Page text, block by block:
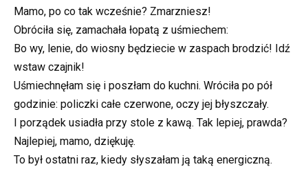
Mamo, po co tak wcześnie? Zmarzniesz!
Obróciła się, zamachała łopatą z uśmiechem:
Bo wy, lenie, do wiosny będziecie w zaspach brodzić! Idź
wstaw czajnik!
Uśmiechnęłam się i poszłam do kuchni. Wróciła po pół
godzinie: policzki całe czerwone, oczy jej błyszczały.
I porządek usiadła przy stole z kawą. Tak lepiej, prawda?
Najlepiej, mamo, dziękuję.
To był ostatni raz, kiedy słyszałam ją taką energiczną.